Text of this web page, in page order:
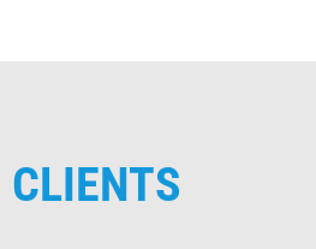
CLIENTS